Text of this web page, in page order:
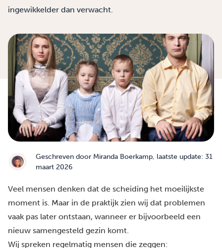
ingewikkelder dan verwacht.
Geschreven door Miranda Boerkamp, laatste update: 31
maart 2026
Veel mensen denken dat de scheiding het moeilijkste
moment is. Maar in de praktijk zien wij dat problemen
vaak pas later ontstaan, wanneer er bijvoorbeeld een
nieuw samengesteld gezin komt.
Wij spreken regelmatig mensen die zeggen: